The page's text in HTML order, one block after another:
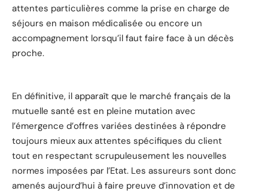
attentes particulières comme la prise en charge de
séjours en maison médicalisée ou encore un
accompagnement lorsqu’il faut faire face à un décès
proche.
En définitive, il apparaît que le marché français de la
mutuelle santé est en pleine mutation avec
l’émergence d’offres variées destinées à répondre
toujours mieux aux attentes spécifiques du client
tout en respectant scrupuleusement les nouvelles
normes imposées par l’Etat. Les assureurs sont donc
amenés aujourd’hui à faire preuve d’innovation et de